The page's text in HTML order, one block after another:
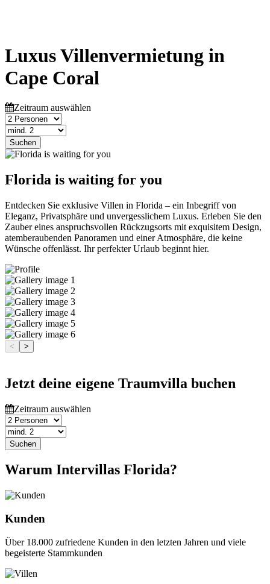
Luxus Villenvermietung in
Cape Coral
Zeitraum auswählen
Suchen
Florida is waiting for you
Entdecken Sie exklusive Villen in Florida – ein Inbegriff von
Eleganz, Privatsphäre und unvergesslichem Luxus. Erleben Sie den
Zauber eines anspruchsvollen Rückzugsorts mit exquisitem Design,
atemberaubenden Panoramen und einer Atmosphäre, die keine
Wünsche offenlässt. Ihr perfekter Urlaub beginnt hier.
< >
Jetzt deine eigene Traumvilla buchen
Zeitraum auswählen
Suchen
Warum Intervillas Florida?
Kunden
Über 18.000 zufriedene Kunden in den letzten Jahren und viele
begeisterte Stammkunden